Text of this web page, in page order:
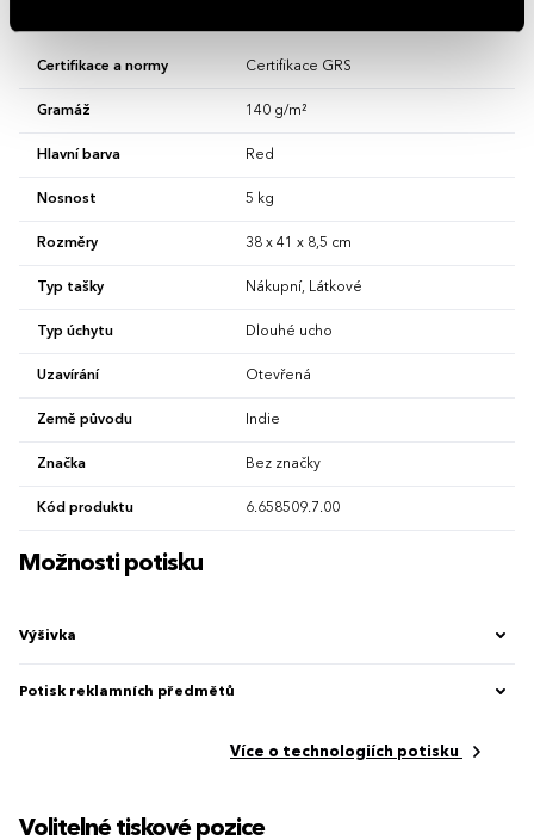
Certifikace a normy Certifikace GRS
Gramáž 140 g/m²
Hlavní barva Red
Nosnost 5 kg
Rozměry 38 x 41 x 8,5 cm
Typ tašky Nákupní, Látkové
Typ úchytu Dlouhé ucho
Uzavírání Otevřená
Země původu Indie
Značka Bez značky
Kód produktu 6.658509.7.00
Možnosti potisku
Výšivka
Potisk reklamních předmětů
Více o technologiích potisku
Volitelné tiskové pozice